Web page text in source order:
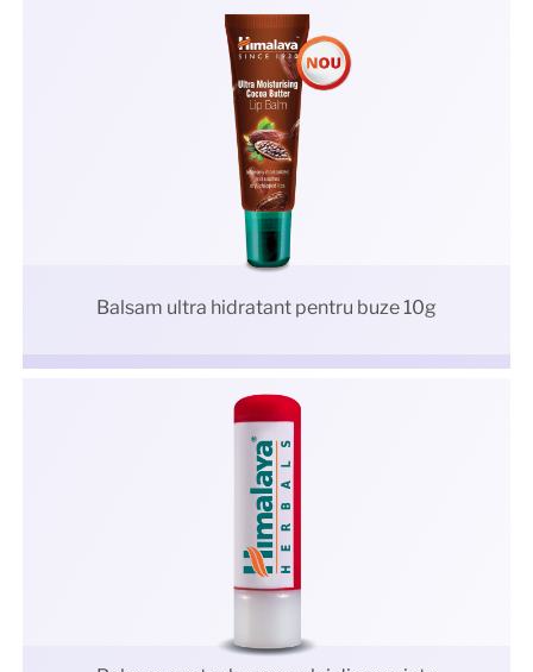
Balsam ultra hidratant pentru buze 10g